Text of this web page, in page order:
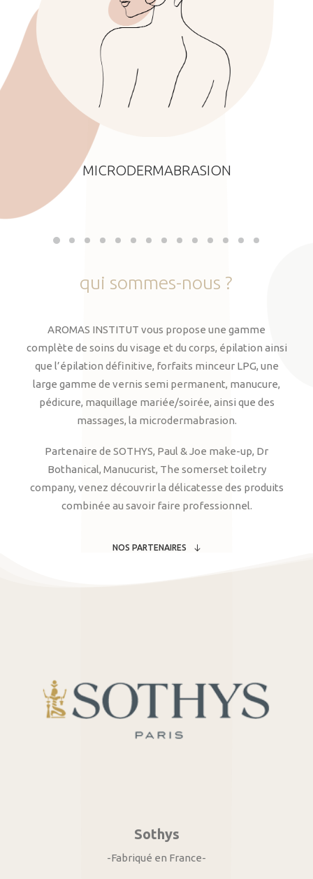
MICRODERMABRASION
qui sommes-nous ?
AROMAS INSTITUT vous propose une gamme
complète de soins du visage et du corps, épilation ainsi
que l’épilation définitive, forfaits minceur LPG, une
large gamme de vernis semi permanent, manucure,
pédicure, maquillage mariée/soirée, ainsi que des
massages, la microdermabrasion.
Partenaire de SOTHYS, Paul & Joe make-up, Dr
Bothanical, Manucurist, The somerset toiletry
company, venez découvrir la délicatesse des produits
combinée au savoir faire professionnel.
NOS PARTENAIRES
Sothys
-Fabriqué en France-